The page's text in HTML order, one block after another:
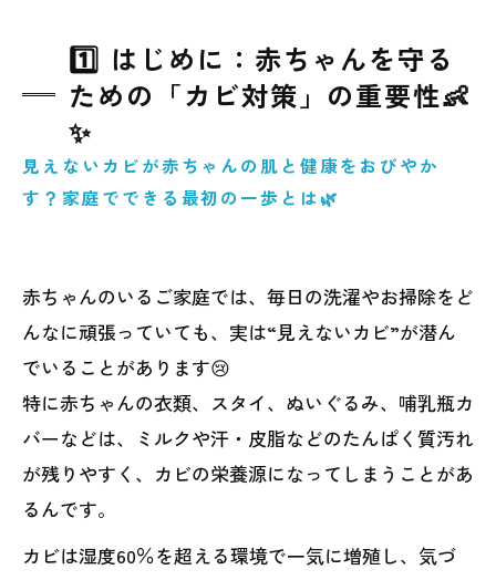
1️⃣ はじめに：赤ちゃんを守る
ための「カビ対策」の重要性👶
✨
見えないカビが赤ちゃんの肌と健康をおびやか
す？家庭でできる最初の一歩とは🌿
赤ちゃんのいるご家庭では、毎日の洗濯やお掃除をど
んなに頑張っていても、実は“見えないカビ”が潜ん
でいることがあります😢
特に赤ちゃんの衣類、スタイ、ぬいぐるみ、哺乳瓶カ
バーなどは、ミルクや汗・皮脂などのたんぱく質汚れ
が残りやすく、カビの栄養源になってしまうことがあ
るんです。
カビは湿度60％を超える環境で一気に増殖し、気づ